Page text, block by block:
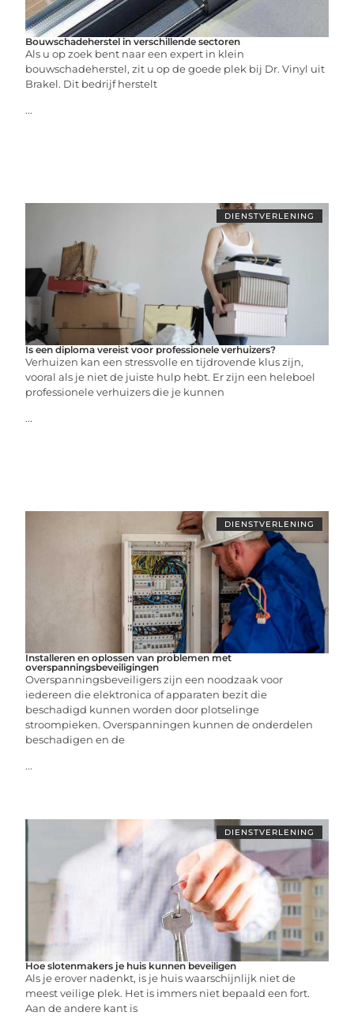
Bouwschadeherstel in verschillende sectoren
Als u op zoek bent naar een expert in klein
bouwschadeherstel, zit u op de goede plek bij Dr. Vinyl uit
Brakel. Dit bedrijf herstelt
...
DIENSTVERLENING
Is een diploma vereist voor professionele verhuizers?
Verhuizen kan een stressvolle en tijdrovende klus zijn,
vooral als je niet de juiste hulp hebt. Er zijn een heleboel
professionele verhuizers die je kunnen
...
DIENSTVERLENING
Installeren en oplossen van problemen met
overspanningsbeveiligingen
Overspanningsbeveiligers zijn een noodzaak voor
iedereen die elektronica of apparaten bezit die
beschadigd kunnen worden door plotselinge
stroompieken. Overspanningen kunnen de onderdelen
beschadigen en de
...
DIENSTVERLENING
Hoe slotenmakers je huis kunnen beveiligen
Als je erover nadenkt, is je huis waarschijnlijk niet de
meest veilige plek. Het is immers niet bepaald een fort.
Aan de andere kant is